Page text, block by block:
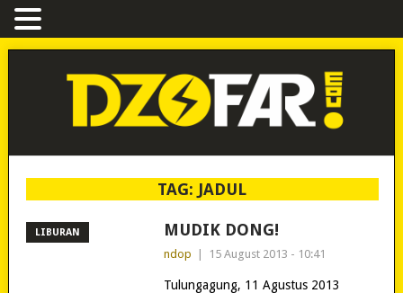
TAG: JADUL
LIBURAN MUDIK DONG!
ndop 15 August 2013 - 10:41
Tulungagung, 11 Agustus 2013